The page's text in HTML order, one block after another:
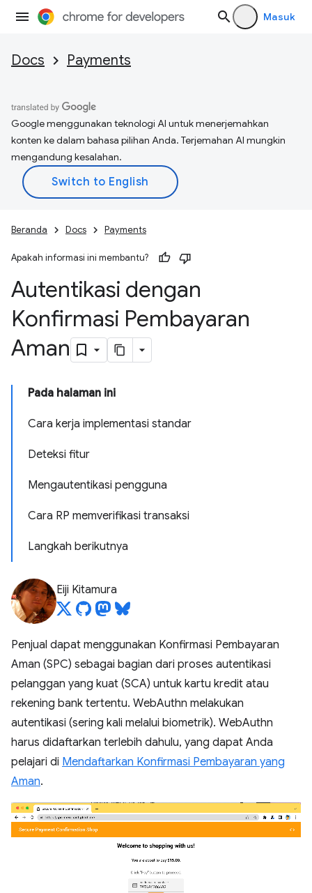
Masuk
Docs Payments
Google menggunakan teknologi AI untuk menerjemahkan
konten ke dalam bahasa pilihan Anda. Terjemahan AI mungkin
mengandung kesalahan.
Beranda Docs Payments
Apakah informasi ini membantu?
Autentikasi dengan
Konfirmasi Pembayaran
Aman
Pada halaman ini
Cara kerja implementasi standar
Deteksi fitur
Mengautentikasi pengguna
Cara RP memverifikasi transaksi
Langkah berikutnya
Eiji Kitamura
Penjual dapat menggunakan Konfirmasi Pembayaran
Aman (SPC) sebagai bagian dari proses autentikasi
pelanggan yang kuat (SCA) untuk kartu kredit atau
rekening bank tertentu. WebAuthn melakukan
autentikasi (sering kali melalui biometrik). WebAuthn
harus didaftarkan terlebih dahulu, yang dapat Anda
pelajari di Mendaftarkan Konfirmasi Pembayaran yang
Aman.